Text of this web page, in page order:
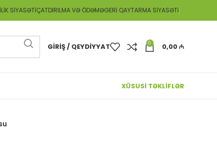
SIYASƏTIÇATDIRILMA VƏ ÖDƏMƏGERI QAYTARMA SIYASƏTI
GIRIŞ / QEYDIYYAT 0 0,00₼
XÜSUSİ TƏKLİFLƏR